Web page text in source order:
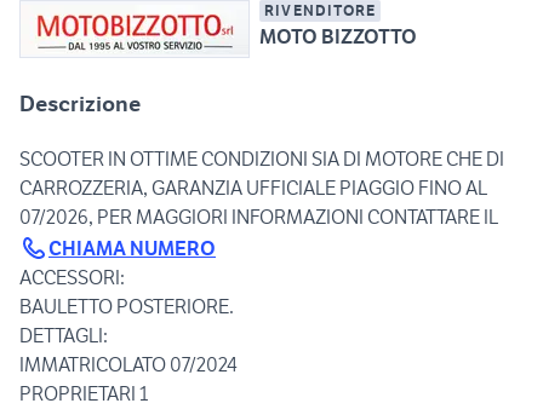
RIVENDITORE
MOTO BIZZOTTO
Descrizione
SCOOTER IN OTTIME CONDIZIONI SIA DI MOTORE CHE DI
CARROZZERIA, GARANZIA UFFICIALE PIAGGIO FINO AL
07/2026, PER MAGGIORI INFORMAZIONI CONTATTARE IL
CHIAMA NUMERO
ACCESSORI:
BAULETTO POSTERIORE.
DETTAGLI:
IMMATRICOLATO 07/2024
PROPRIETARI 1